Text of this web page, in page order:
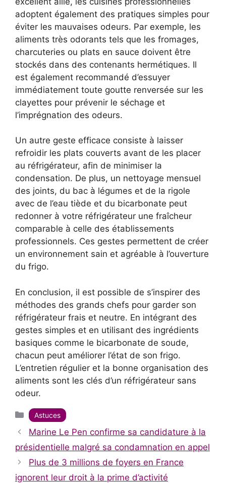
adoptent également des pratiques simples pour
éviter les mauvaises odeurs. Par exemple, les
aliments très odorants tels que les fromages,
charcuteries ou plats en sauce doivent être
stockés dans des contenants hermétiques. Il
est également recommandé d’essuyer
immédiatement toute goutte renversée sur les
clayettes pour prévenir le séchage et
l’imprégnation des odeurs.
Un autre geste efficace consiste à laisser
refroidir les plats couverts avant de les placer
au réfrigérateur, afin de minimiser la
condensation. De plus, un nettoyage mensuel
des joints, du bac à légumes et de la rigole
avec de l’eau tiède et du bicarbonate peut
redonner à votre réfrigérateur une fraîcheur
comparable à celle des établissements
professionnels. Ces gestes permettent de créer
un environnement sain et agréable à l’ouverture
du frigo.
En conclusion, il est possible de s’inspirer des
méthodes des grands chefs pour garder son
réfrigérateur frais et neutre. En intégrant des
gestes simples et en utilisant des ingrédients
basiques comme le bicarbonate de soude,
chacun peut améliorer l’état de son frigo.
L’entretien régulier et la bonne organisation des
aliments sont les clés d’un réfrigérateur sans
odeur.
Catégories
Astuces
Marine Le Pen confirme sa candidature à la
présidentielle malgré sa condamnation en appel
Plus de 3 millions de foyers en France
ignorent leur droit à la prime d’activité